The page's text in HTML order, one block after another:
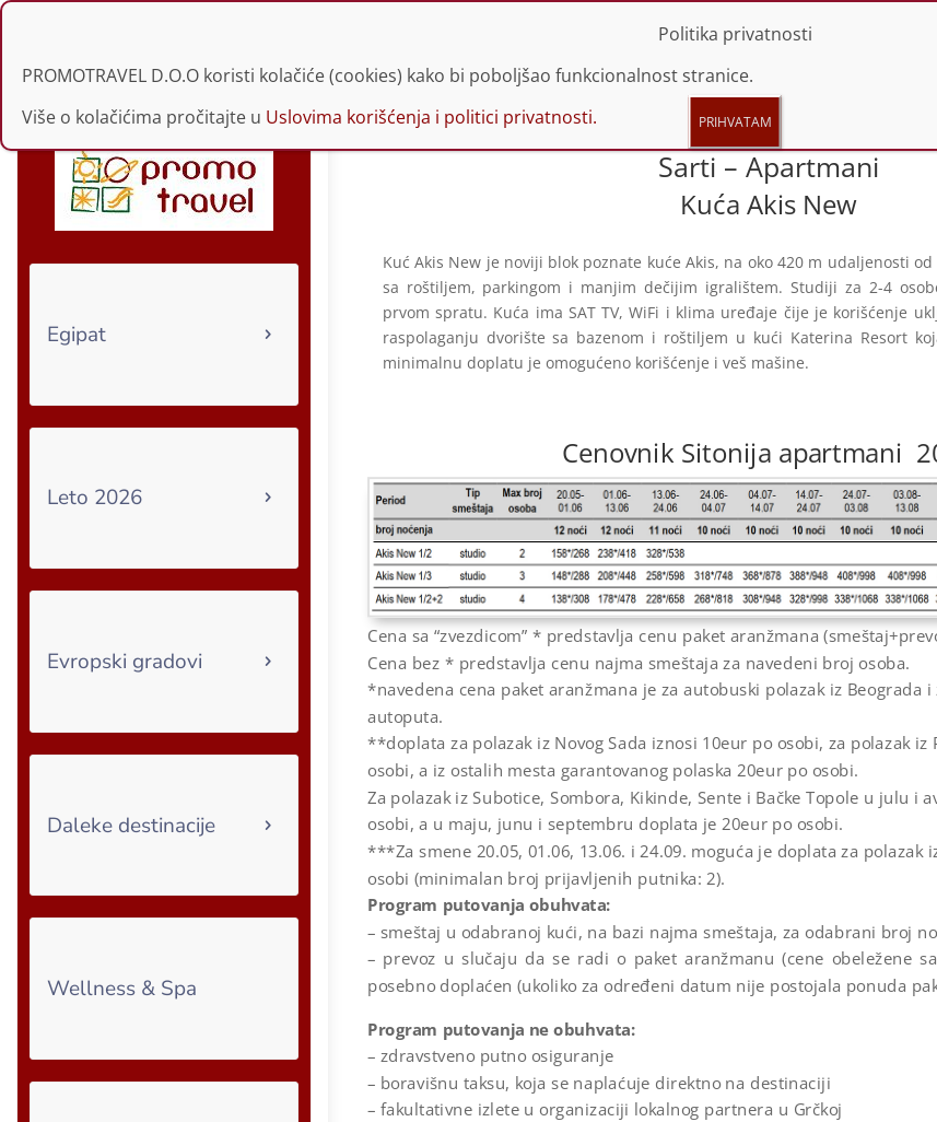
Egipat
Leto 2026
Evropski gradovi
Daleke destinacije
Wellness & Spa
Sarti – Apartmani
Kuća Akis New
Kuć Akis New je noviji blok poznate kuće Akis, na oko 420 m udaljenosti
sa roštiljem, parkingom i manjim dečijim igralištem. Studiji za 2-4
prvom spratu. Kuća ima SAT TV, WiFi i klima uređaje čije je korišćenje
raspolaganju dvorište sa bazenom i roštiljem u kući Katerina Resort
minimalnu doplatu je omogućeno korišćenje i veš mašine.
Cenovnik Sitonija apartmani
Cena sa “zvezdicom” * predstavlja cenu paket aranžmana
Cena bez * predstavlja cenu najma smeštaja za navedeni broj osoba.
*navedena cena paket aranžmana je za autobuski polazak iz Beograda
autoputa.
**doplata za polazak iz Novog Sada iznosi 10eur po osobi, za polazak iz
osobi, a iz ostalih mesta garantovanog polaska 20eur po osobi.
Za polazak iz Subotice, Sombora, Kikinde, Sente i Bačke Topole u julu i
osobi, a u maju, junu i septembru doplata je 20eur po osobi.
***Za smene 20.05, 01.06, 13.06. i 24.09. moguća je doplata za polazak
osobi (minimalan broj prijavljenih putnika: 2).
Program putovanja obuhvata:
– smeštaj u odabranoj kući, na bazi najma smeštaja, za odabrani broj
– prevoz u slučaju da se radi o paket aranžmanu (cene obeležene
posebno doplaćen (ukoliko za određeni datum nije postojala ponuda
Program putovanja ne obuhvata:
– zdravstveno putno osiguranje
– boravišnu taksu, koja se naplaćuje direktno na destinaciji
– fakultativne izlete u organizaciji lokalnog partnera u Grčkoj
Politika privatnosti
PROMOTRAVEL D.O.O koristi kolačiće (cookies) kako bi poboljšao funkcionalnost stranice.
Više o kolačićima pročitajte u Uslovima korišćenja i politici privatnosti.